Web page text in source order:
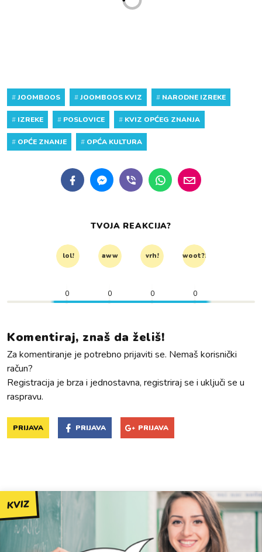
#JOOMBOOS #JOOMBOOS KVIZ # NARODNE IZREKE
# IZREKE # POSLOVICE # KVIZ OPĆEG ZNANJA
# OPĆE ZNANJE # OPĆA KULTURA
TVOJA REAKCIJA?
lol! aww vrh! woot?!
0 0 0 0
Komentiraj, znaš da želiš!
Za komentiranje je potrebno prijaviti se. Nemaš korisnički
račun?
Registracija je brza i jednostavna, registriraj se i uključi se u
raspravu.
PRIJAVA PRIJAVA PRIJAVA
KVIZ